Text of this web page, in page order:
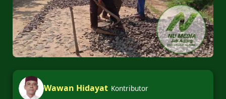
Wawan Hidayat Kontributor